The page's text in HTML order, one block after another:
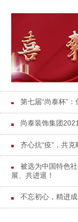
第七届“尚泰杯”
尚泰装饰集团
齐心抗“疫”，共
被选为中国特色
展、共进退！
不忘初心，精进